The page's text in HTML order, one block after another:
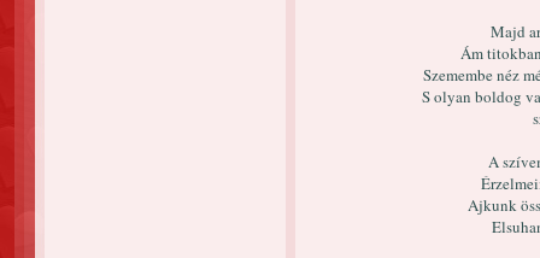
Majd
Ám
Szemembe néz
S olyan boldog
A
Ajkunk